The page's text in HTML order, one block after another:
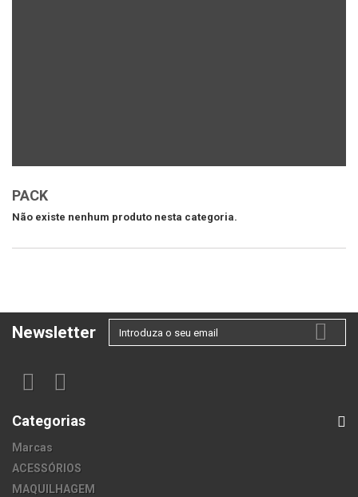
PACK
Não existe nenhum produto nesta categoria.
Newsletter
Categorias
Marcas
ACESSÓRIOS
MAQUILHAGEM